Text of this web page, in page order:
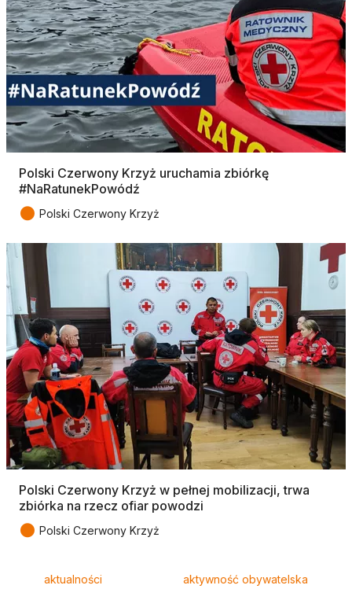
Polski Czerwony Krzyż uruchamia zbiórkę
#NaRatunekPowódź
● Polski Czerwony Krzyż
Polski Czerwony Krzyż w pełnej mobilizacji, trwa
zbiórka na rzecz ofiar powodzi
● Polski Czerwony Krzyż
aktualności aktywność obywatelska